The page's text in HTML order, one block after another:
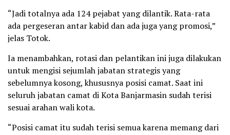
“Jadi totalnya ada 124 pejabat yang dilantik. Rata-rata
ada pergeseran antar kabid dan ada juga yang promosi,”
jelas Totok.
Ia menambahkan, rotasi dan pelantikan ini juga dilakukan
untuk mengisi sejumlah jabatan strategis yang
sebelumnya kosong, khususnya posisi camat. Saat ini
seluruh jabatan camat di Kota Banjarmasin sudah terisi
sesuai arahan wali kota.
“Posisi camat itu sudah terisi semua karena memang dari